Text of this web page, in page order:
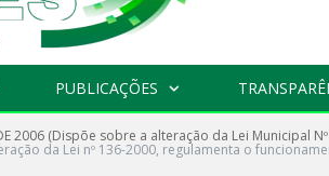
PUBLICAÇÕES
DE 2006 (Dispõe sobre a alteração da Lei Municipal
da Lei nº 136-2000, regulamenta o